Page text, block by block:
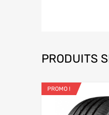
PRODUITS
PROMO !